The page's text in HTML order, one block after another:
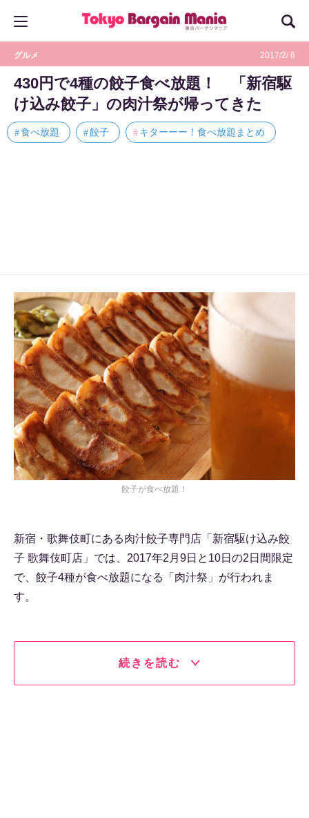
グルメ 2017/2/ 6
430円で4種の餃子食べ放題！ 「新宿駆
け込み餃子」の肉汁祭が帰ってきた
食べ放題 餃子 キターーー！食べ放題まとめ
餃子が食べ放題！
新宿・歌舞伎町にある肉汁餃子専門店「新宿駆け込み餃
子 歌舞伎町店」では、2017年2月9日と10日の2日間限定
で、餃子4種が食べ放題になる「肉汁祭」が行われま
す。
続きを読む